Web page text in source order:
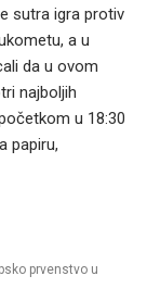
sutra igra protiv
a u
da u ovom
najboljih
u 18:30
papiru,
prvenstvo u